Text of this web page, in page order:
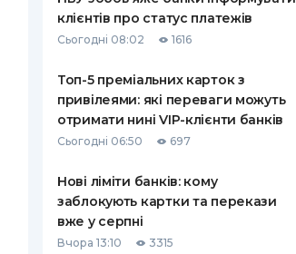
клієнтів про статус платежів
Сьогодні 08:02 1616
Топ-5 преміальних карток з
привілеями: які переваги можуть
отримати нині VIP-клієнти банків
Сьогодні 06:50 697
Нові ліміти банків: кому
заблокують картки та перекази
вже у серпні
Вчора 13:10 3315